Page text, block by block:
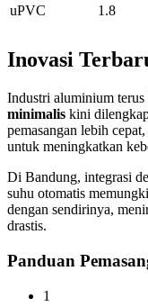
uPVC 1.8
Inovasi
Industri aluminium
minimalis kini
pemasangan lebih
untuk meningkatkan
Di Bandung, integrasi
suhu otomatis
dengan sendirinya,
drastis.
Panduan
1